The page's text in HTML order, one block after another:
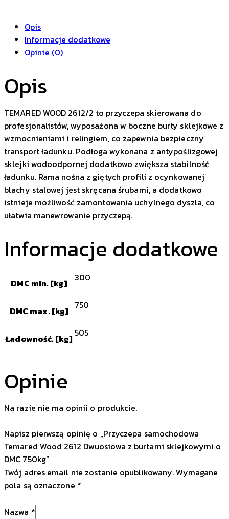
Opis
Informacje dodatkowe
Opinie (0)
Opis
TEMARED WOOD 2612/2 to przyczepa skierowana do
profesjonalistów, wyposażona w boczne burty sklejkowe z
wzmocnieniami i relingiem, co zapewnia bezpieczny
transport ładunku. Podłoga wykonana z antypoślizgowej
sklejki wodoodpornej dodatkowo zwiększa stabilność
ładunku. Rama nośna z giętych profili z ocynkowanej
blachy stalowej jest skręcana śrubami, a dodatkowo
istnieje możliwość zamontowania uchylnego dyszla, co
ułatwia manewrowanie przyczepą.
Informacje dodatkowe
DMC min. [kg] 300
DMC max. [kg] 750
Ładowność. [kg] 505
Opinie
Na razie nie ma opinii o produkcie.
Napisz pierwszą opinię o „Przyczepa samochodowa
Temared Wood 2612 Dwuosiowa z burtami sklejkowymi o
DMC 750kg”
Twój adres email nie zostanie opublikowany.Wymagane
pola są oznaczone *
Nazwa *